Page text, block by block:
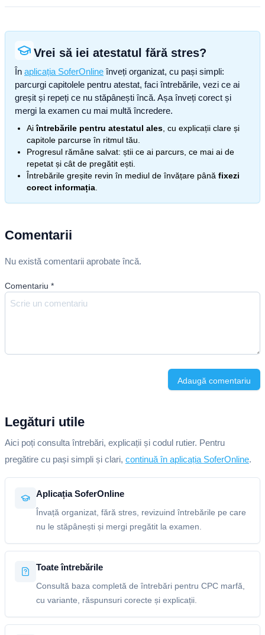
Vrei să iei atestatul fără stres?
În aplicația SoferOnline înveți organizat, cu pași simpli:
parcurgi capitolele pentru atestat, faci întrebările, vezi ce ai
greșit și repeți ce nu stăpânești încă. Așa înveți corect și
mergi la examen cu mai multă încredere.
Aiîntrebările pentru atestatul ales , cu explicații clare și
capitole parcurse în ritmul tău.
Progresul rămâne salvat: știi ce ai parcurs, ce mai ai de
repetat și cât de pregătit ești.
Întrebările greșite revin în mediul de învățare până fixezi
corect informația
Comentarii
Nu există comentarii aprobate încă.
Comentariu *
Adaugă comentariu
Legături utile
Aici poți consulta întrebări, explicații și codul rutier. Pentru
pregătire cu pași simpli și clari, continuă în aplicația SoferOnline.
Aplicația SoferOnline
Învață organizat, fără stres, revizuind întrebările pe care
nu le stăpânești și mergi pregătit la examen.
Toate întrebările
Consultă baza completă de întrebări pentru CPC marfă,
cu variante, răspunsuri corecte și explicații.